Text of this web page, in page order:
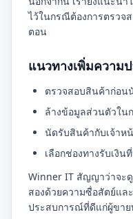
ไว้ในกรณีต้องการตรวจ
ตอน
แนวทางเพิ่มความ
ตรวจสอบสินค้าก่อน
ล้างข้อมูลส่วนตัวใน
นัดรับสินค้ากับเจ้าห
เลือกช่องทางรับเงิ
Winner IT สัญญาว่าจะ
สองด้วยความซื่อสัตย์แล
ประสบการณ์ที่ดีแก่ผู้ขา